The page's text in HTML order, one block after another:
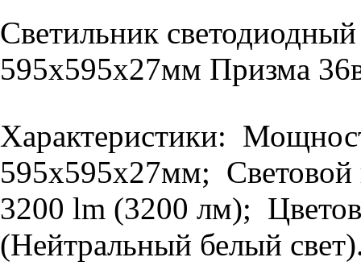
Светильник
595х595х27мм Призма
Характеристики:
595х595х27мм; Световой
3200 lm (3200 лм);
(Нейтральный белый